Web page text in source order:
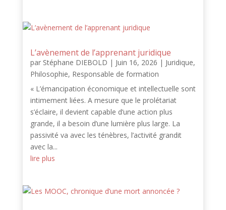
L’avènement de l’apprenant juridique
par Stéphane DIEBOLD | Juin 16, 2026 | Juridique,
Philosophie, Responsable de formation
« L’émancipation économique et intellectuelle sont
intimement liées. A mesure que le prolétariat
s’éclaire, il devient capable d’une action plus
grande, il a besoin d’une lumière plus large. La
passivité va avec les ténèbres, l’activité grandit
avec la...
lire plus